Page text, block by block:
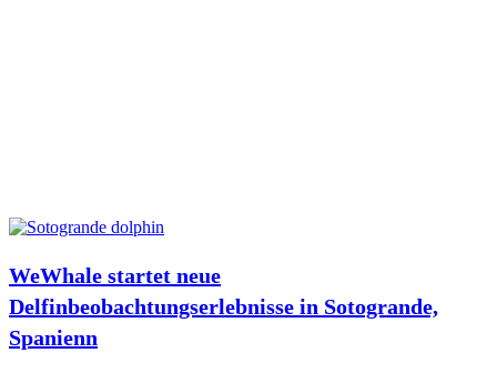
WeWhale startet neue
Delfinbeobachtungserlebnisse in Sotogrande,
Spanienn